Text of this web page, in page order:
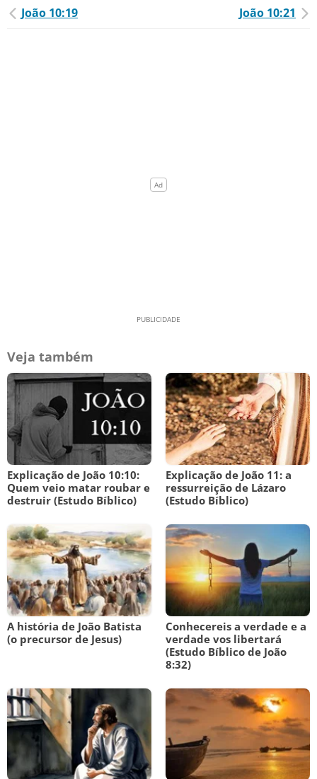
João 10:19 João 10:21
Veja também
Explicação de João 10:10:
Quem veio matar roubar e
destruir (Estudo Bíblico)
Explicação de João 11: a
ressurreição de Lázaro
(Estudo Bíblico)
A história de João Batista
(o precursor de Jesus)
Conhecereis a verdade e a
verdade vos libertará
(Estudo Bíblico de João
8:32)